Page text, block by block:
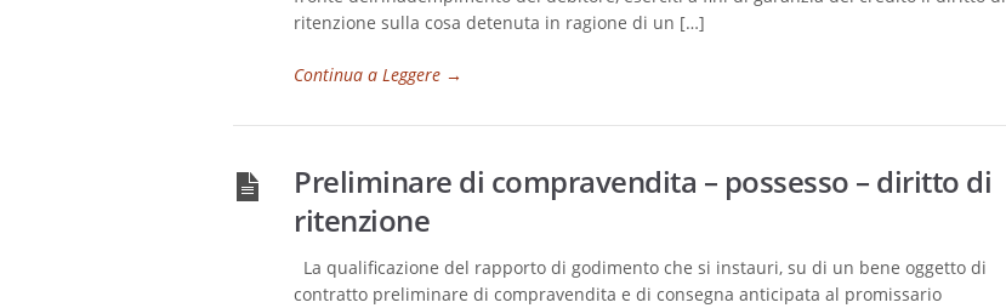
ritenzione sulla cosa detenuta in ragione di un […]
Continua a Leggere →
Preliminare di compravendita – possesso – diritto di
ritenzione
La qualificazione del rapporto di godimento che si instauri, su di un bene oggetto di
contratto preliminare di compravendita e di consegna anticipata al promissario